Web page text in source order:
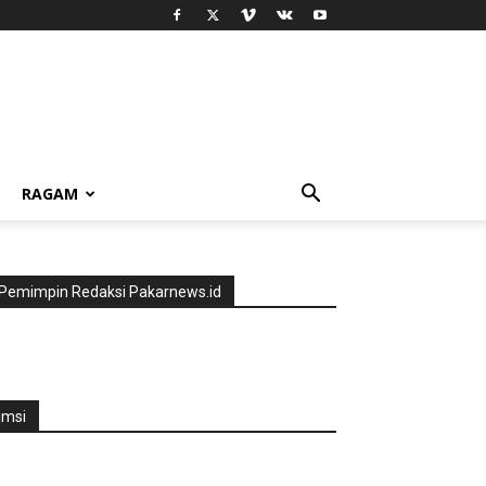
RAGAM
Pemimpin Redaksi Pakarnews.id